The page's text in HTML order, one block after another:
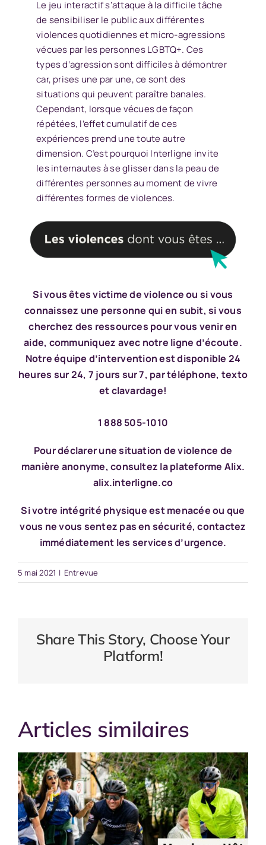
Le jeu interactif s’attaque à la difficile tâche
de sensibiliser le public aux différentes
violences quotidiennes et micro-agressions
vécues par les personnes LGBTQ+. Ces
types d’agression sont difficiles à démontrer
car, prises une par une, ce sont des
situations qui peuvent paraître banales.
Cependant, lorsque vécues de façon
répétées, l’effet cumulatif de ces
expériences prend une toute autre
dimension. C’est pourquoi Interligne invite
les internautes à se glisser dans la peau de
différentes personnes au moment de vivre
différentes formes de violences.
Si vous êtes victime de violence ou si vous
connaissez une personne qui en subit, si vous
cherchez des ressources pour vous venir en
aide, communiquez avec notre ligne d’écoute.
Notre équipe d’intervention est disponible 24
heures sur 24, 7 jours sur 7, par téléphone, texto
et clavardage!
1 888 505-1010
Pour déclarer une situation de violence de
manière anonyme, consultez la plateforme Alix.
alix.interligne.co
Si votre intégrité physique est menacée ou que
vous ne vous sentez pas en sécurité, contactez
immédiatement les services d’urgence.
5 mai 2021 | Entrevue
Share This Story, Choose Your
Platform!
Articles similaires